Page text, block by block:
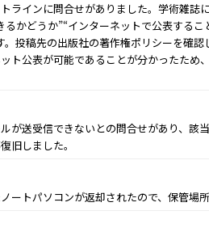
ラインに問合せがありました。学術雑誌
るかどうか”“インターネットで公表する
。投稿先の出版社の著作権ポリシーを確
ト公表が可能であることが分かったため
が送受信できないとの問合せがあり、該
旧しました。
ートパソコンが返却されたので、保管場